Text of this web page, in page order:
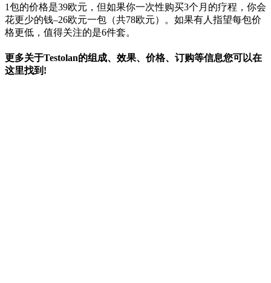
1包的价格是39欧元，但如果你一次性购买3个月的疗程，你会
花更少的钱–26欧元一包（共78欧元）。如果有人指望每包价
格更低，值得关注的是6件套。
更多关于Testolan的组成、效果、价格、订购等信息您可以在
这里找到!